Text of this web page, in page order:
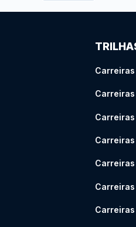
Carreiras
Carreiras
Carreiras
Carreiras
Carreiras